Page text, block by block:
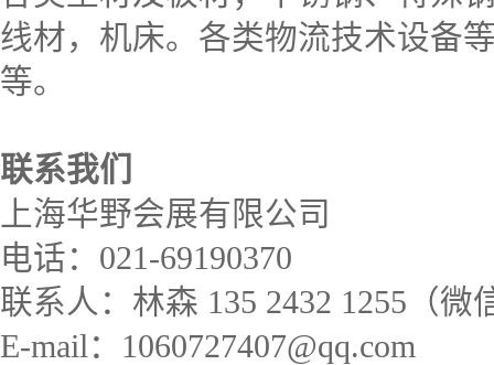
线材，机床。各类物流技术设备
等。
联系我们
上海华野会展有限公司
电话：021-69190370
联系人：林森 135 2432 1255（
E-mail：1060727407@qq.com